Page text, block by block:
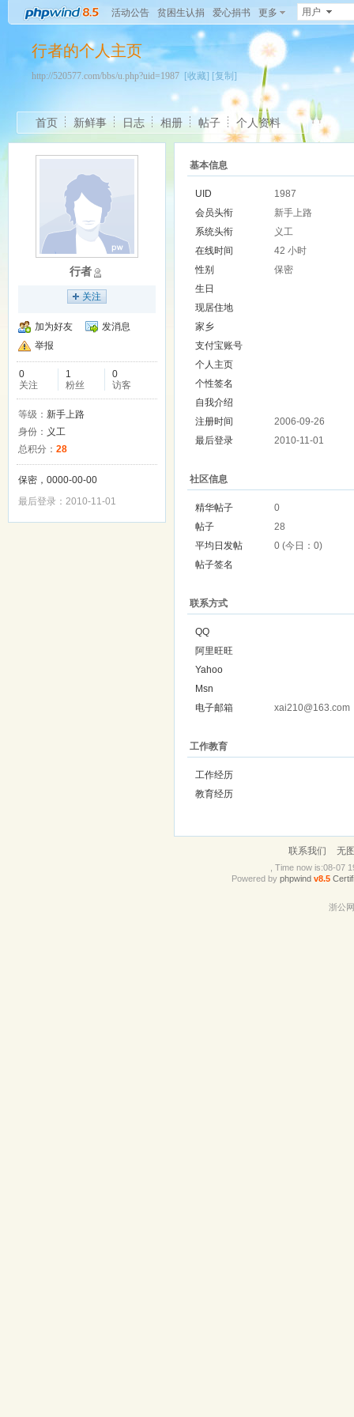
活动公告 贫困生认捐 爱心捐书 更多 用户
行者的个人主页
http://520577.com/bbs/u.php?uid=1987 [收藏] [复制]
首页 新鲜事 日志 相册 帖子 个人资料
行者
关注
加为好友
发消息
举报
0
关注
1
粉丝
0
访客
等级： 新手上路
身份： 义工
总积分： 28
保密，0000-00-00
最后登录：2010-11-01
基本信息
UID
1987
会员头衔
新手上路
系统头衔
义工
在线时间
42 小时
性别
保密
生日
现居住地
家乡
支付宝账号
个人主页
个性签名
自我介绍
注册时间
2006-09-26
最后登录
2010-11-01
社区信息
精华帖子
0
帖子
28
平均日发帖
0 (今日：0)
帖子签名
联系方式
QQ
阿里旺旺
Yahoo
Msn
电子邮箱
xai210@163.com
工作教育
工作经历
教育经历
联系我们 无
, Time now is:08-07
Powered by phpwind v8.5
浙公